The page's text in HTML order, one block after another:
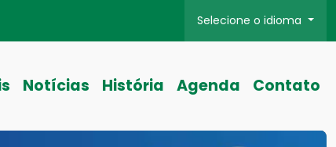
Selecione o idioma
Notícias História Agenda Contato